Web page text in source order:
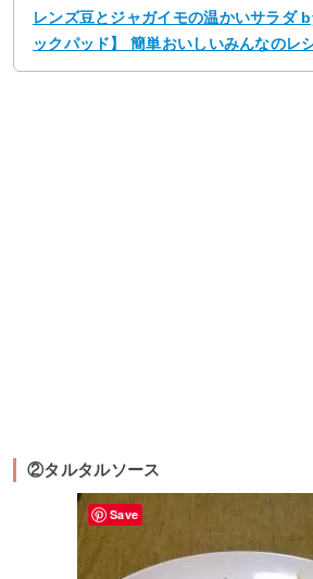
レンズ豆とジャガイモの温かいサラダ
ックパッド】 簡単おいしいみんなのレ
②タルタルソース
Save